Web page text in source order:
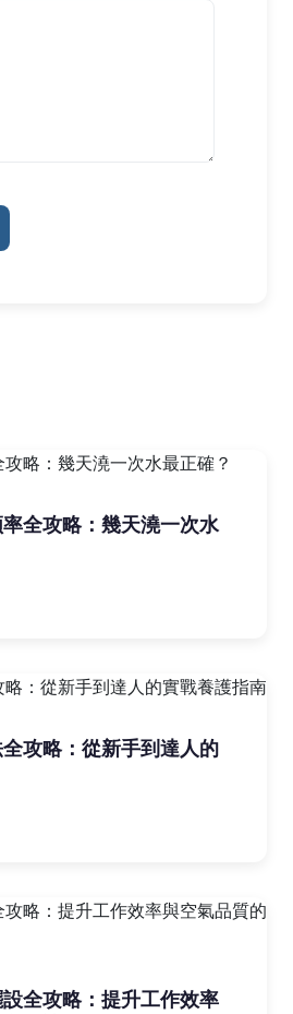
全攻略：幾天澆一次水
攻略：從新手到達人的
全攻略：提升工作效率